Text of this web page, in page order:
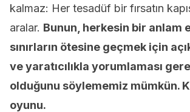
kalmaz: Her tesadüf bir fırsatın
aralar. Bunun, herkesin bir anlam
sınırların ötesine geçmek için
ve yaratıcılıkla yorumlaması
olduğunu söylememiz mümkün.
oyunu.